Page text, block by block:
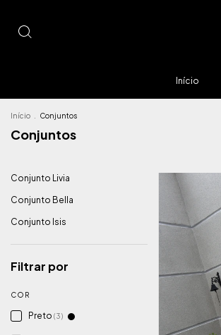
Início
Início Conjuntos
Conjuntos
Conjunto Livia
Conjunto Bella
Conjunto Isis
Filtrar por
COR
Preto (3)